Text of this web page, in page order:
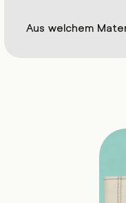
Aus welchem